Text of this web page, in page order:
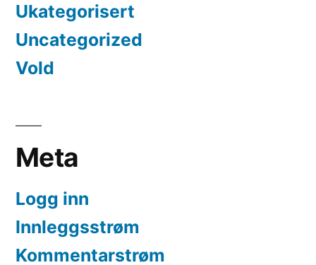
Ukategorisert
Uncategorized
Vold
Meta
Logg inn
Innleggsstrøm
Kommentarstrøm